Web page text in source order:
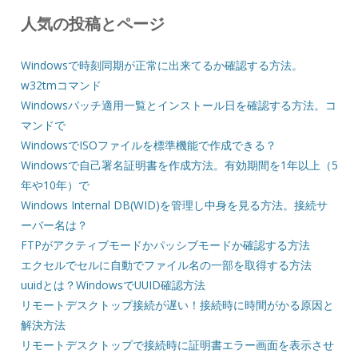
人気の投稿とページ
Windowsで時刻同期が正常に出来てるか確認する方法。
w32tmコマンド
Windowsパッチ適用一覧とインストール日を確認する方法。コ
マンドで
WindowsでISOファイルを標準機能で作成できる？
Windowsで自己署名証明書を作成方法。有効期間を1年以上（5
年や10年）で
Windows Internal DB(WID)を管理し中身を見る方法。接続サ
ーバー名は？
FTPがアクティブモードかパッシブモードか確認する方法
エクセルでセルに自動でファイル名の一部を取得する方法
uuidとは？WindowsでUUID確認方法
リモートデスクトップ接続が遅い！接続時に時間がかる原因と
解決方法
リモートデスクトップで接続時に証明書エラー画面を表示させ